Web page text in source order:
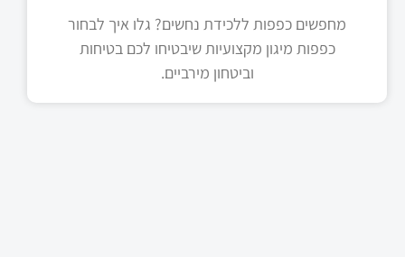
מחפשים כפפות ללכידת נחשים? גלו איך לבחור
כפפות מיגון מקצועיות שיבטיחו לכם בטיחות
וביטחון מירביים.